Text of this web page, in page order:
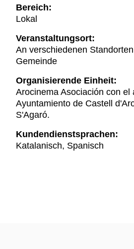
Bereich:
Lokal
Veranstaltungsort:
An verschiedenen
Gemeinde
Organisierende Einheit:
Arocinema Asociación con el
Ayuntamiento de Castell
S'Agaró.
Kundendienstsprachen:
Katalanisch, Spanisch